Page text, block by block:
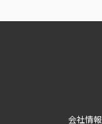
会社情報